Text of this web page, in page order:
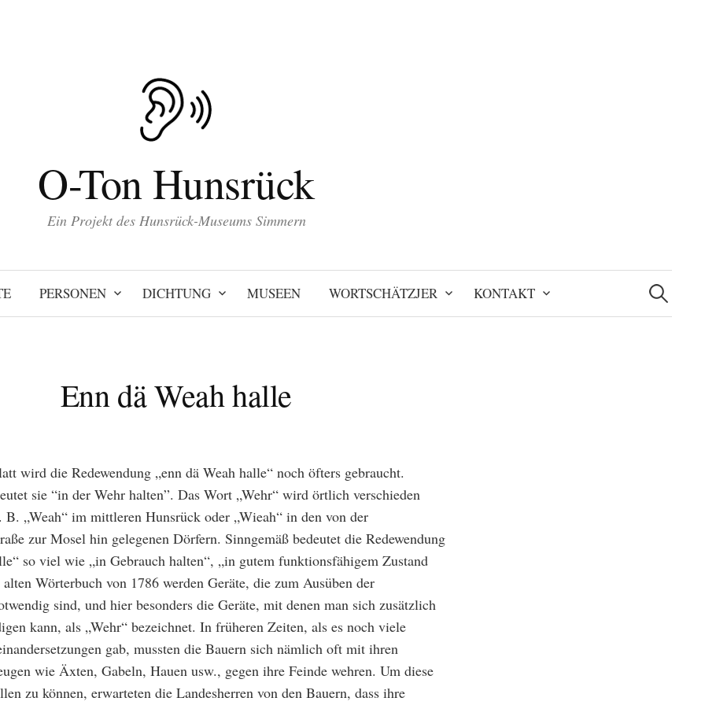
O-Ton Hunsrück
Ein Projekt des Hunsrück-Museums Simmern
PERSONEN DICHTUNG MUSEEN WORTSCHÄTZJER KONTAKT
Suchen
nach:
Enn dä Weah halle
wird die Redewendung „enn dä Weah halle“ noch öfters gebraucht.
sie “in der Wehr halten”. Das Wort „Wehr“ wird örtlich verschieden
B. „Weah“ im mittleren Hunsrück oder „Wieah“ in den von der
zur Mosel hin gelegenen Dörfern. Sinngemäß bedeutet die Redewendung
so viel wie „in Gebrauch halten“, „in gutem funktionsfähigem Zustand
Wörterbuch von 1786 werden Geräte, die zum Ausüben der
sind, und hier besonders die Geräte, mit denen man sich zusätzlich
kann, als „Wehr“ bezeichnet. In früheren Zeiten, als es noch viele
gab, mussten die Bauern sich nämlich oft mit ihren
wie Äxten, Gabeln, Hauen usw., gegen ihre Feinde wehren. Um diese
zu können, erwarteten die Landesherren von den Bauern, dass ihre